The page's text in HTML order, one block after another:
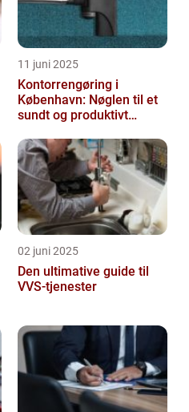
11 juni 2025
Kontorrengøring i
København: Nøglen til et
sundt og produktivt
02 juni 2025
Den ultimative guide til
VVS-tjenester